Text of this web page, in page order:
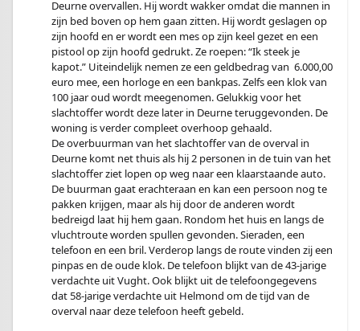
Deurne overvallen. Hij wordt wakker omdat die mannen in
zijn bed boven op hem gaan zitten. Hij wordt geslagen op
zijn hoofd en er wordt een mes op zijn keel gezet en een
pistool op zijn hoofd gedrukt. Ze roepen: “Ik steek je
kapot.” Uiteindelijk nemen ze een geldbedrag van 6.000,00
euro mee, een horloge en een bankpas. Zelfs een klok van
100 jaar oud wordt meegenomen. Gelukkig voor het
slachtoffer wordt deze later in Deurne teruggevonden. De
woning is verder compleet overhoop gehaald.
De overbuurman van het slachtoffer van de overval in
Deurne komt net thuis als hij 2 personen in de tuin van het
slachtoffer ziet lopen op weg naar een klaarstaande auto.
De buurman gaat erachteraan en kan een persoon nog te
pakken krijgen, maar als hij door de anderen wordt
bedreigd laat hij hem gaan. Rondom het huis en langs de
vluchtroute worden spullen gevonden. Sieraden, een
telefoon en een bril. Verderop langs de route vinden zij een
pinpas en de oude klok. De telefoon blijkt van de 43-jarige
verdachte uit Vught. Ook blijkt uit de telefoongegevens
dat 58-jarige verdachte uit Helmond om de tijd van de
overval naar deze telefoon heeft gebeld.